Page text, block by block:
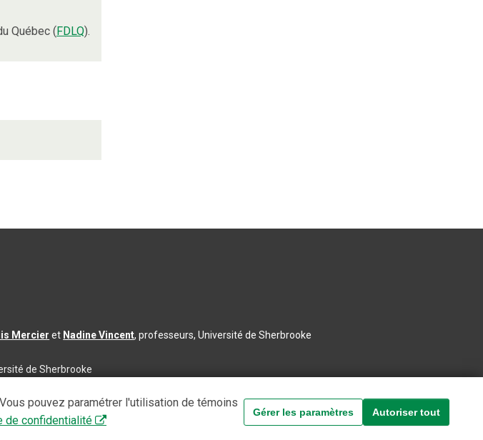
Québec (FDLQ).
Mercier et Nadine Vincent, professeurs, Université de Sherbrooke
de Sherbrooke
pouvez paramétrer l'utilisation de témoins
de confidentialité
Gérer les paramètres Autoriser tout